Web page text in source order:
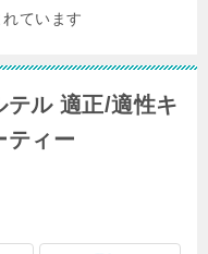
ています
テル 適正/適性キ
ティー